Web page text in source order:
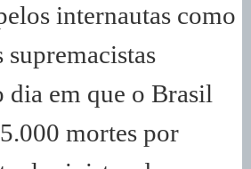
internautas como
supremacistas
dia em que o Brasil
mortes por